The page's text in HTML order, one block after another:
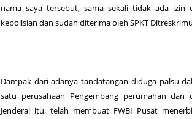
nama saya tersebut, sama sekali tidak ada
kepolisian dan sudah diterima oleh SPKT
Dampak dari adanya tandatangan diduga palsu
satu perusahaan Pengembang perumahan
Jenderal itu, telah membuat FWBI Pusat